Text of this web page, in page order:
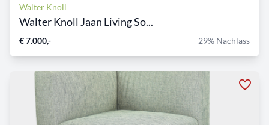
Walter Knoll
Walter Knoll Jaan Living So...
€ 7.000,- 29% Nachlass